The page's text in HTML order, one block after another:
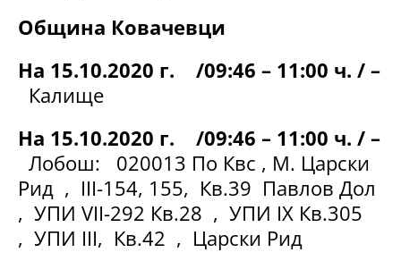
Община Ковачевци
На 15.10.2020 г. /09:46 – 11:00 ч. / –
Калище
На 15.10.2020 г. /09:46 – 11:00 ч. / –
Лобош: 020013 По Квс , М. Царски
Рид , III-154, 155, Кв.39 Павлов Дол
, УПИ VII-292 Кв.28 , УПИ ІX Кв.305
, УПИ ІІІ, Кв.42 , Царски Рид